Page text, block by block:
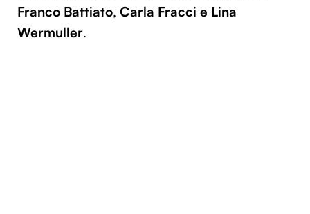
Franco Battiato, Carla Fracci e Lina
Wermuller.